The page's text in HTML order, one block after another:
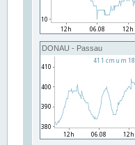
DONAU - Passau